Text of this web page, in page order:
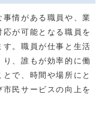
情がある職員や、業
が可能となる職員を
。職員が仕事と生活
、誰もが効率的に働
で、時間や場所にと
民サービスの向上を